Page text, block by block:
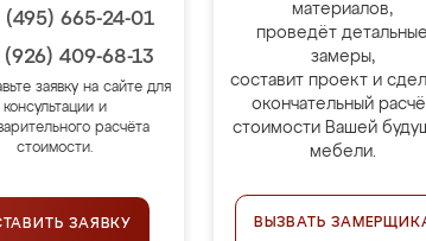
(495) 665-24-01
409-68-13
заявку на сайте для
консультации и
расчёта
стоимости.
ЗАЯВКУ
материалов,
проведёт детальные
замеры,
составит проект и
окончательный
стоимости Вашей
мебели.
ВЫЗВАТЬ